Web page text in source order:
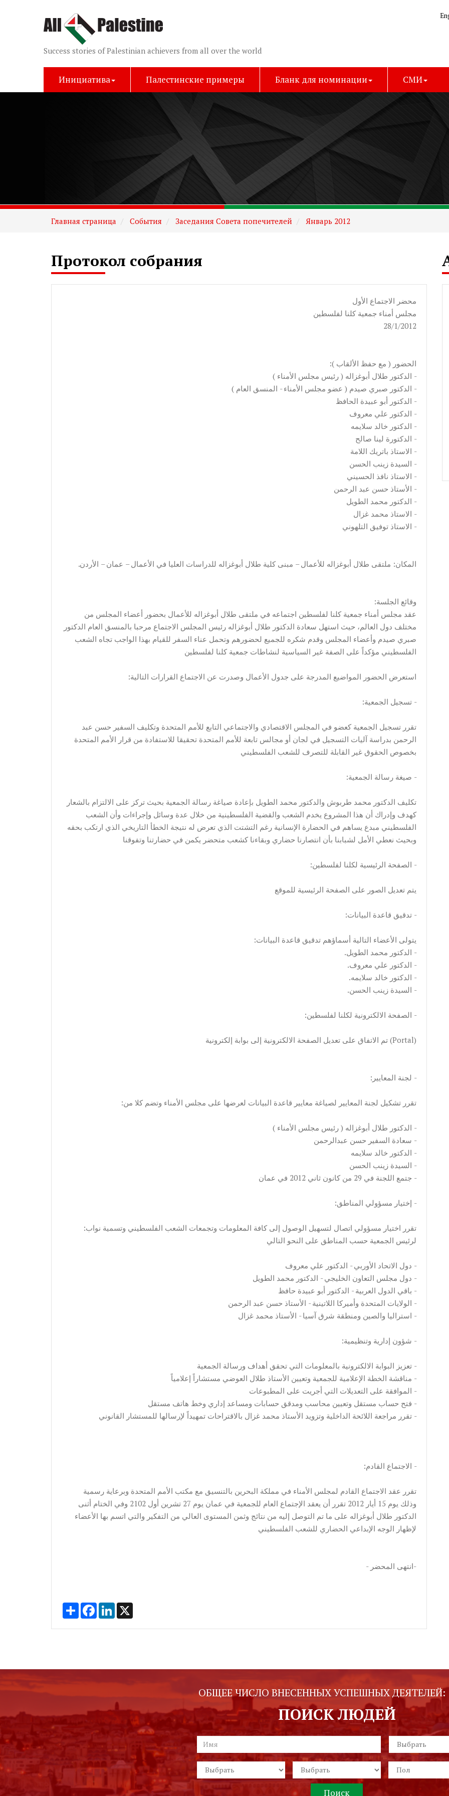
Success stories of Palestinian achievers from all over the world
Инициатива Палестинские примеры Бланк для номинации СМИ
Главная страница События Заседания Совета попечителей Январь 2012
Протокол собрания
محضر الاجتماع الأول
مجلس أمناء جمعية كلنا لفلسطين
28/1/2012
:الحضور ( مع حفظ الألقاب )
الدكتور طلال أبوغزاله ( رئيس مجلس الأمناء ) -
الدكتور صبري صيدم ( عضو مجلس الأمناء - المنسق العام ) -
الدكتور أبو عبيدة الحافظ -
الدكتور علي معروف -
الدكتور خالد سلايمه -
الدكتورة لينا صالح -
الاستاذ باتريك اللامة -
السيدة زينب الحسن -
الاستاذ نافذ الحسيني -
الأستاذ حسن عبد الرحمن -
الدكتور محمد الطويل -
الاستاذ محمد غزال -
الاستاذ توفيق التلهوني -
.المكان: ملتقى طلال أبوغزاله للأعمال – مبنى كلية طلال أبوغزاله للدراسات العليا في الأعمال – عمان – الأردن
:وقائع الجلسة
عقد مجلس أمناء جمعية كلنا لفلسطين اجتماعه في ملتقى طلال أبوغزاله للأعمال بحضور أعضاء المجلس من
مختلف دول العالم، حيث استهل سعادة الدكتور طلال أبوغزاله رئيس المجلس الاجتماع مرحبا بالمنسق العام الدكتور
صبري صيدم وأعضاء المجلس وقدم شكره للجميع لحضورهم وتحمل عناء السفر للقيام بهذا الواجب تجاه الشعب
الفلسطيني مؤكداً على الصفة غير السياسية لنشاطات جمعية كلنا لفلسطين
:استعرض الحضور المواضيع المدرجة على جدول الأعمال وصدرت عن الاجتماع القرارات التالية
:تسجيل الجمعية -
الرحمن بدراسة آليات التسجيل في لجان أو مجالس تابعة للأمم المتحدة تحقيقا للاستفادة من قرار الأمم المتحدة
بخصوص الحقوق غير القابلة للتصرف للشعب الفلسطيني
:صيغة رسالة الجمعية -
كهدف وإدراك أن هذا المشروع يخدم الشعب والقضية الفلسطينية من خلال عدة وسائل وإجراءات وأن الشعب
الفلسطيني مبدع يساهم في الحضارة الإنسانية رغم التشتت الذي تعرض له نتيجة الخطأ التاريخي الذي ارتكب بحقه
وبحيث نعطي الأمل لشبابنا بأن انتصارنا حضاري وبقاءنا كشعب متحضر يكمن في حضارتنا وتفوقنا
:الصفحة الرئيسية لكلنا لفلسطين -
يتم تعديل الصور على الصفحة الرئيسية للموقع
:تدقيق قاعدة البيانات -
:يتولى الأعضاء التالية أسماؤهم تدقيق قاعدة البيانات
.الدكتور محمد الطويل -
.الدكتور علي معروف -
.الدكتور خالد سلايمه -
.السيدة زينب الحسن -
:الصفحة الالكترونية لكلنا لفلسطين -
تم الاتفاق على تعديل الصفحة الالكترونية إلى بوابة إلكترونية (Portal)
:لجنة المعايير -
:تقرر تشكيل لجنة المعايير لصياغة معايير قاعدة البيانات لعرضها على مجلس الأمناء وتضم كلا من
الدكتور طلال أبوغزاله ( رئيس مجلس الأمناء ) -
سعادة السفير حسن عبدالرحمن -
الدكتور خالد سلايمه -
السيدة زينب الحسن -
جتمع اللجنة في 29 من كانون ثاني 2012 في عمان -
:إختيار مسؤولي المناطق -
:تقرر اختيار مسؤولي اتصال لتسهيل الوصول إلى كافة المعلومات وتجمعات الشعب الفلسطيني وتسمية نواب
لرئيس الجمعية حسب المناطق على النحو التالي
دول الاتحاد الأوربي - الدكتور علي معروف -
دول مجلس التعاون الخليجي - الدكتور محمد الطويل -
باقي الدول العربية - الدكتور أبو عبيدة حافظ -
الولايات المتحدة وأميركا اللاتينية - الأستاذ حسن عبد الرحمن -
استراليا والصين ومنطقة شرق آسيا - الأستاذ محمد غزال -
:شؤون إدارية وتنظيمية -
تعزيز البوابة الالكترونية بالمعلومات التي تحقق أهداف ورسالة الجمعية -
مناقشة الخطة الإعلامية للجمعية وتعيين الأستاذ طلال العوضي مستشاراً إعلامياً -
الموافقة على التعديلات التي أجريت على المطبوعات -
فتح حساب مستقل وتعيين محاسب ومدقق حسابات ومساعد إداري وخط هاتف مستقل -
تقرر مراجعة اللائحة الداخلية وتزويد الأستاذ محمد غزال بالاقتراحات تمهيداً لإرسالها للمستشار القانوني -
:الاجتماع القادم -
وذلك يوم 15 أيار 2012 تقرر أن يعقد الإجتماع العام للجمعية في عمان يوم 27 تشرين أول 2102 وفي الختام أثنى
الدكتور طلال أبوغزاله على ما تم التوصل إليه من نتائج وثمن المستوى العالي من التفكير والتي اتسم بها الأعضاء
لإظهار الوجه الإبداعي الحضاري للشعب الفلسطيني
- انتهى المحضر-
Share FacebookLinkedIn
ОБЩЕЕ ЧИСЛО ВНЕСЕННЫХ УСПЕШНЫХ ДЕЯТЕЛЕЙ:
ПОИСК ЛЮДЕЙ